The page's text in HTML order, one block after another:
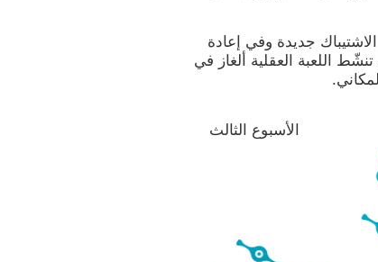
جديدة وفي إعادة
اللعبة العقلية ألغاز في
الأسبوع الثالث